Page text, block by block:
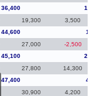
36,400
19,300 3,500
44,600
27,000 -2,500
45,100
27,800 14,300
47,400
30,900 4,200